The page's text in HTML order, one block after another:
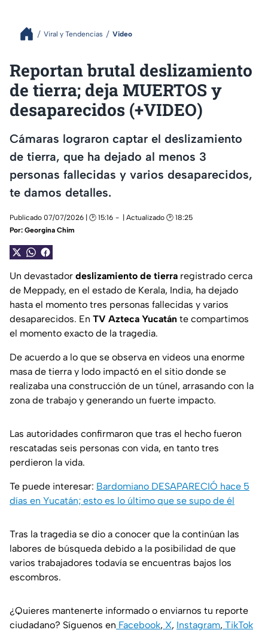
Viral y Tendencias Video
Reportan brutal deslizamiento
de tierra; deja MUERTOS y
desaparecidos (+VIDEO)
Cámaras lograron captar el deslizamiento
de tierra, que ha dejado al menos 3
personas fallecidas y varios desaparecidos,
te damos detalles.
Publicado 07/07/2026 | 🕑 15:16
| Actualizado 🕑 18:25
Por: Georgina Chim
Un devastador deslizamiento de tierra registrado cerca
de Meppady, en el estado de Kerala, India, ha dejado
hasta el momento tres personas fallecidas y varios
desaparecidos. En TV Azteca Yucatán te compartimos
el momento exacto de la tragedia.
De acuerdo a lo que se observa en videos una enorme
masa de tierra y lodo impactó en el sitio donde se
realizaba una construcción de un túnel, arrasando con la
zona de trabajo y generando un fuerte impacto.
Las autoridades confirmaron que tras el hecho fueron
rescatadas seis personas con vida, en tanto tres
perdieron la vida.
Te puede interesar: Bardomiano DESAPARECIÓ hace 5
días en Yucatán; esto es lo último que se supo de él
Tras la tragedia se dio a conocer que la continúan las
labores de búsqueda debido a la posibilidad de que
varios trabajadores todavía se encuentras bajos los
escombros.
¿Quieres mantenerte informado o enviarnos tu reporte
ciudadano? Síguenos en Facebook, X, Instagram, TikTok